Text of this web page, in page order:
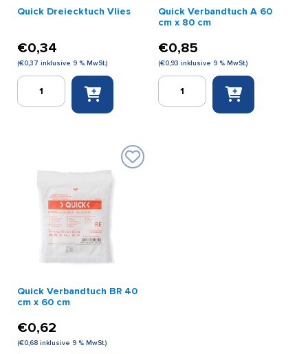
Quick Dreiecktuch Vlies
€0,34
(€0,37 inklusive 9 % MwSt.)
Quick
Dreiecktuch
Quick Verbandtuch A 60
cm x 80 cm
€0,85
(€0,93 inklusive 9 % MwSt.)
Quick
Verbandtuch
Quick Verbandtuch BR 40
cm x 60 cm
€0,62
(€0,68 inklusive 9 % MwSt.)